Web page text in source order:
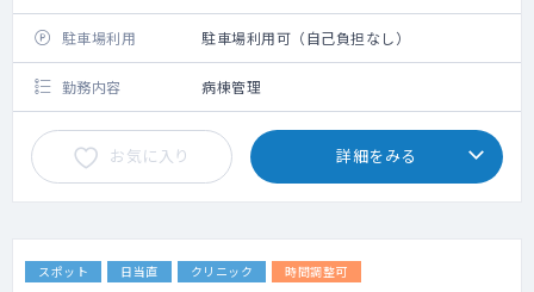
駐車場利用 駐車場利用可（自己負担なし）
勤務内容 病棟管理
お気に入り 詳細をみる
スポット 日当直 クリニック 時間調整可